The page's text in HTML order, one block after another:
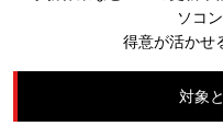
ソコ
得意が活かせ
対象